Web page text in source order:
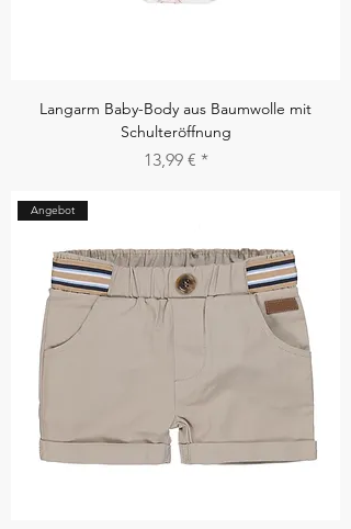
Langarm Baby-Body aus Baumwolle mit
Schulteröffnung
Preis
13,99 €
Angebot